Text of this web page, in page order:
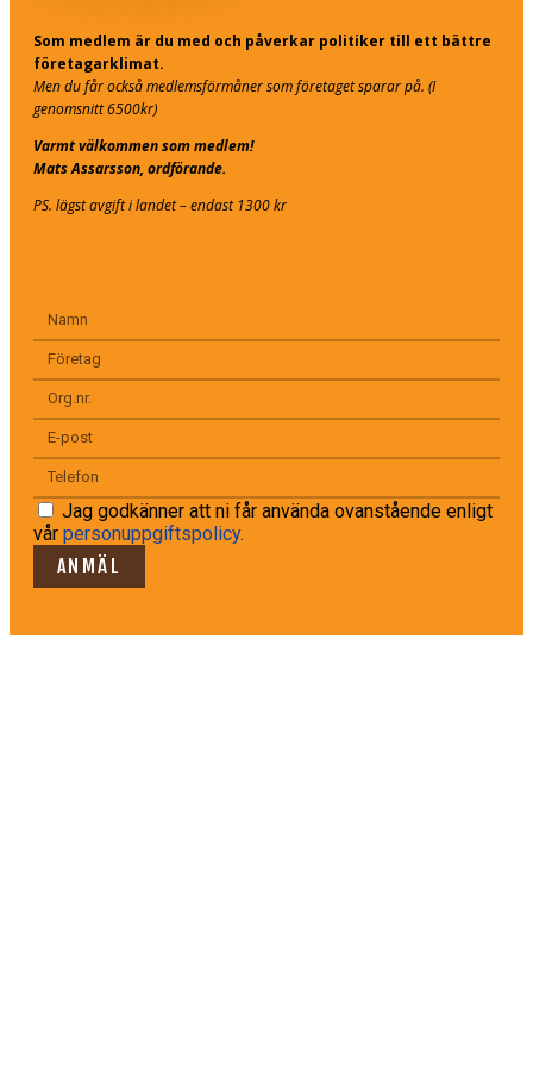
Som medlem är du med och påverkar politiker till ett bättre
företagarklimat.
Men du får också medlemsförmåner som företaget sparar på. (I
genomsnitt 6500kr)
Varmt välkommen som medlem!
Mats Assarsson, ordförande.
PS. lägst avgift i landet – endast 1300 kr
Jag godkänner att ni får använda ovanstående enligt
vår personuppgiftspolicy.
ANMÄL